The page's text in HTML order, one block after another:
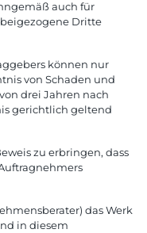
auch für
Dritte
können nur
von Schaden und
drei Jahren nach
gerichtlich geltend
zu erbringen, dass
das Werk
in diesem